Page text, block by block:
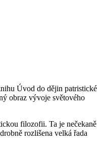
Úvod do dějin patristické
obraz vývoje světového
filozofii. Ta je nečekaně
rozlišena velká řada